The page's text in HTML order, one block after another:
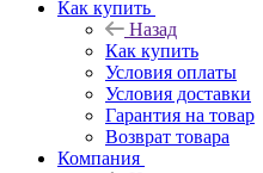
Как купить
Назад
Как купить
Условия оплаты
Условия доставки
Гарантия на товар
Возврат товара
Компания